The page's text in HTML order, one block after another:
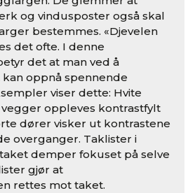
og vindusposter også skal
bestemmes. «Djevelen
det ofte. I denne
det at man ved å
oppnå spennende
viser dette: Hvite
oppleves kontrastfylt
dører visker ut kontrastene
overganger. Taklister i
demper fokuset på selve
gjør at
rettes mot taket.